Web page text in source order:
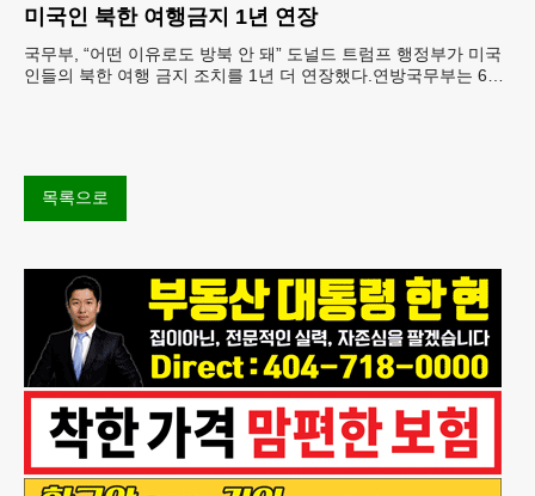
미국인 북한 여행금지 1년 연장
국무부, “어떤 이유로도 방북 안 돼” 도널드 트럼프 행정부가 미국
인들의 북한 여행 금지 조치를 1년 더 연장했다.연방국무부는 6일
목록으로